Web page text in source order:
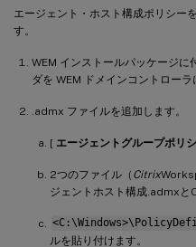
エージェント・ホスト構成ポリシー
す。
WEM インストールパッケージに
ダを WEM ドメインコントローラ
.admx ファイルを追加します。
[ エージェントグループポリ
2つのファイル（ Citrix
ジェントホスト構成.admxと
ルを貼り付けます。